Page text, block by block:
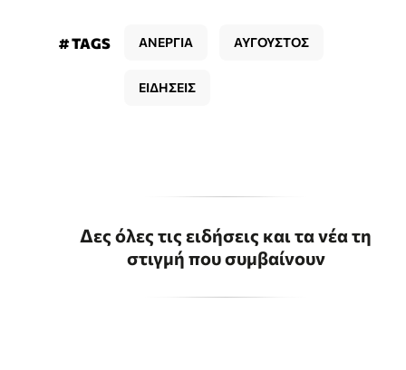
# TAGS ΑΝΕΡΓΙΑ ΑΥΓΟΥΣΤΟΣ
ΕΙΔΗΣΕΙΣ
Δες όλες τις ειδήσεις και τα νέα τη
στιγμή που συμβαίνουν